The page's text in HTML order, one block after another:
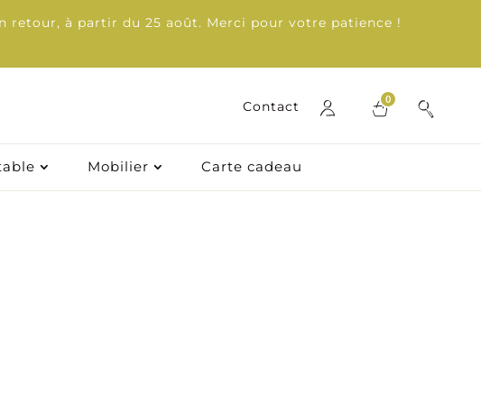
retour, à partir du 25 août. Merci pour votre patience !
Contact 0
Mobilier Carte cadeau
Contact 0
Mobilier Carte cadeau